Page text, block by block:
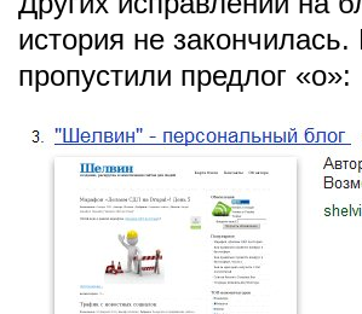
история не
пропустили предлог «о»: